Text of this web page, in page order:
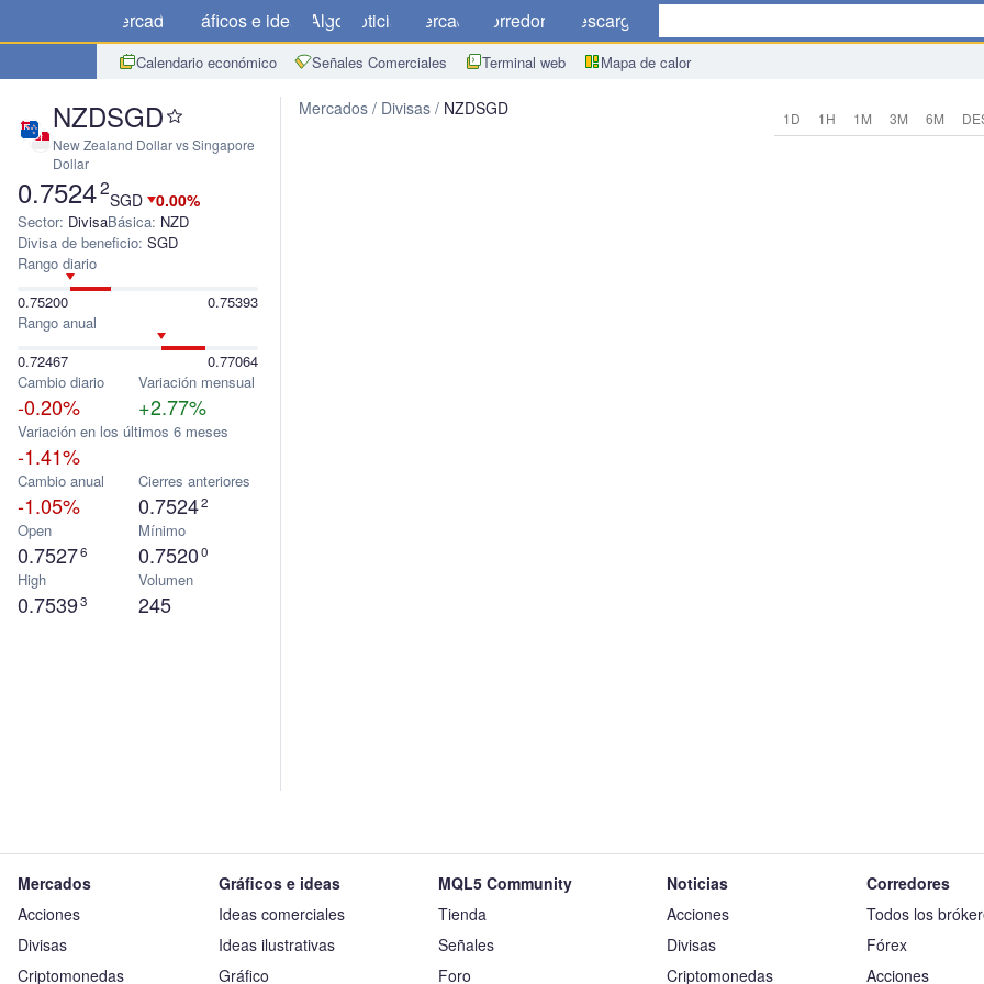
Mercados Gráficos e ideas Algo Noticias Mercado Corredores Descargar
Calendario económico Señales Comerciales Terminal web Mapa de calor
NZDSGD
New Zealand Dollar vs Singapore
Dollar
0.75242
SGD 0.00%
Sector: DivisaBásica: NZD
Divisa de beneficio: SGD
Rango diario
0.75200
0.75393
Rango anual
0.72467
0.77064
Cambio diario
-0.20%
Variación mensual
+2.77%
Variación en los últimos 6 meses
-1.41%
Cambio anual
-1.05%
Cierres anteriores
0.75242
Open
0.75276
Mínimo
0.75200
High
0.75393
Volumen
245
Mercados Divisas NZDSGD 1D 1H 1M 3M 6M
Mercados
Acciones
Divisas
Criptomonedas
Gráficos e ideas
Ideas comerciales
Ideas ilustrativas
Gráfico
MQL5 Community
Tienda
Señales
Foro
Noticias
Acciones
Divisas
Criptomonedas
Corredores
Todos los
Fórex
Acciones